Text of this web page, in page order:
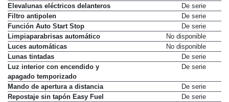
Elevalunas eléctricos delanteros
De serie
Filtro antipolen
De serie
Función Auto Start Stop
De serie
Limpiaparabrisas automático
No disponible
Luces automáticas
No disponible
Lunas tintadas
De serie
Luz interior con encendido y
apagado temporizado
De serie
Mando de apertura a distancia
De serie
Repostaje sin tapón Easy Fuel
De serie